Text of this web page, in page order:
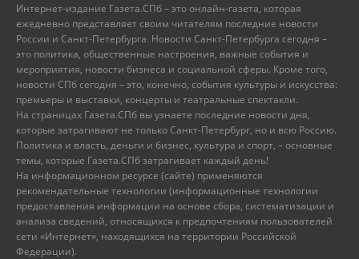
Интернет-издание Газета.СПб – это онлайн-газета, которая
ежедневно представляет своим читателям последние новости
России и Санкт-Петербурга. Новости Санкт-Петербурга сегодня –
это политика, общественные настроения, важные события и
мероприятия, новости бизнеса и социальной сферы. Кроме того,
новости СПб сегодня – это, конечно, события культуры и искусства:
премьеры и выставки, концерты и театральные спектакли.
На страницах Газета.СПб вы узнаете последние новости дня,
которые затрагивают не только Санкт-Петербург, но и всю Россию.
Политика и власть, деньги и бизнес, культура и спорт, – основные
темы, которые Газета.СПб затрагивает каждый день!
На информационном ресурсе (сайте) применяются
рекомендательные технологии (информационные технологии
предоставления информации на основе сбора, систематизации и
анализа сведений, относящихся к предпочтениям пользователей
сети «Интернет», находящихся на территории Российской
Федерации).